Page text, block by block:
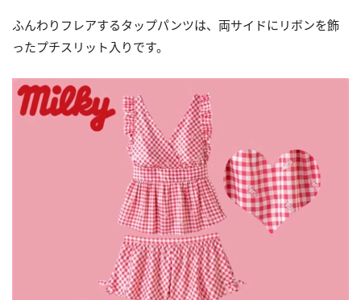
ふんわりフレアするタップパンツは、両サイドにリボンを飾
ったプチスリット入りです。